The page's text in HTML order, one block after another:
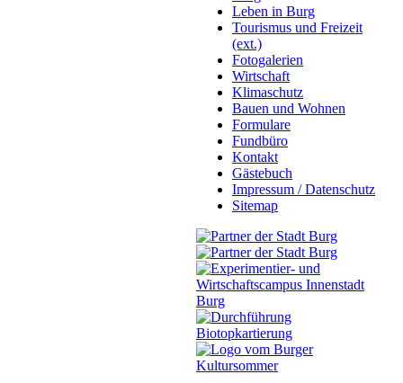
Leben in Burg
Tourismus und Freizeit
(ext.)
Fotogalerien
Wirtschaft
Klimaschutz
Bauen und Wohnen
Formulare
Fundbüro
Kontakt
Gästebuch
Impressum / Datenschutz
Sitemap